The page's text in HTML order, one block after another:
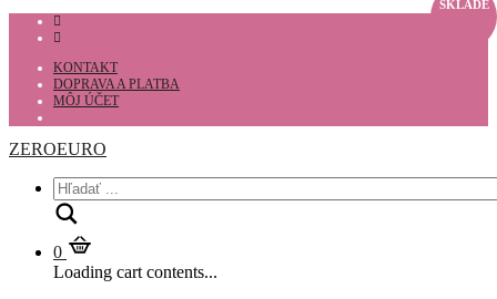
KONTAKT
DOPRAVA A PLATBA
MÔJ ÚČET
ZEROEURO
0
Loading cart contents...
SKLADE